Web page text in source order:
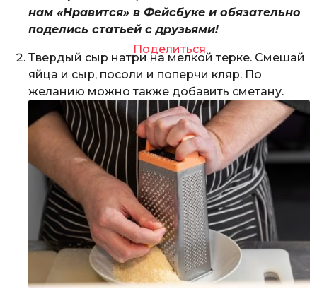
нам «Нравится» в Фейсбуке и обязательно
поделись статьей с друзьями!
Поделиться
Твердый сыр натри на мелкой терке. Смешай
яйца и сыр, посоли и поперчи кляр. По
желанию можно также добавить сметану.